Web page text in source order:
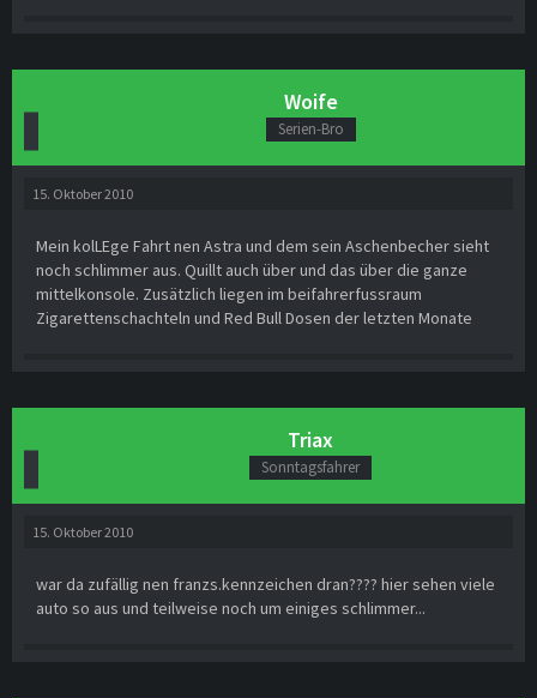
Woife
Serien-Bro
15. Oktober 2010
Mein kolLEge Fahrt nen Astra und dem sein Aschenbecher sieht
noch schlimmer aus. Quillt auch über und das über die ganze
mittelkonsole. Zusätzlich liegen im beifahrerfussraum
Zigarettenschachteln und Red Bull Dosen der letzten Monate
Triax
Sonntagsfahrer
15. Oktober 2010
war da zufällig nen franzs.kennzeichen dran???? hier sehen viele
auto so aus und teilweise noch um einiges schlimmer...